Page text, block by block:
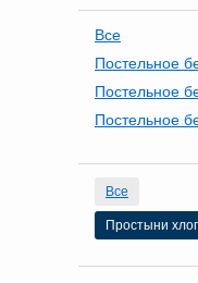
Все
Постельное
Постельное
Постельное
Все
Простыни